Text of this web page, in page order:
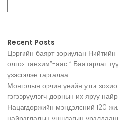
Recent Posts
Цэргийн баярт зориулан
олгох танхим”-аас ” Баатарлаг
үзэсгэлэн гаргалаа.
Монголын орчин үеийн утга
гэгээрүүлэгч, дорнын их яруу
Нацагдоржийн мэндэлсний 120